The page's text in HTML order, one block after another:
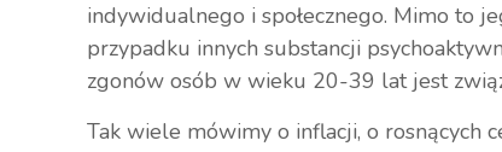
indywidualnego i społecznego. Mimo to
przypadku innych substancji
zgonów osób w wieku 20-39 lat jest
Tak wiele mówimy o inflacji, o rosnących